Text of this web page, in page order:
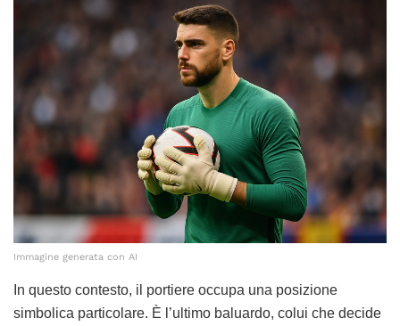
Immagine generata con AI
In questo contesto, il portiere occupa una posizione
simbolica particolare. È l’ultimo baluardo, colui che decide